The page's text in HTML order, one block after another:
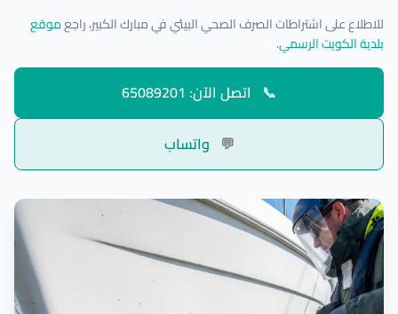
للاطلاع على اشتراطات الصرف الصحي البيئي في مبارك الكبير، راجعموقع
بلدية الكويت الرسمي.
📞 اتصل الآن: 65089201
💬 واتساب